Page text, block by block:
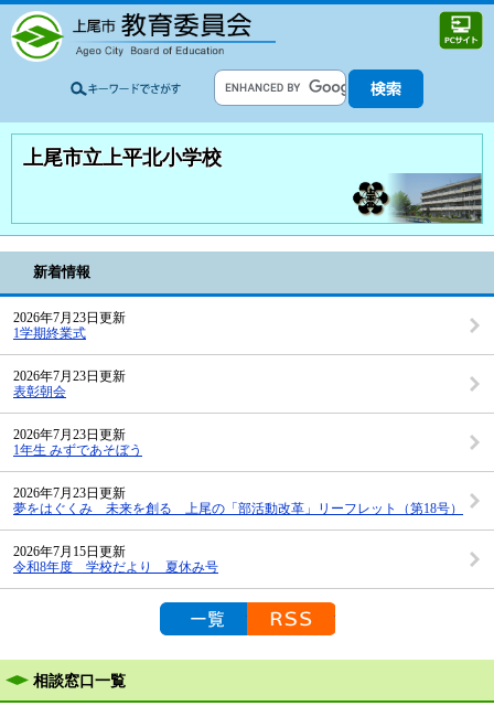
上尾市立上平北小学校
新着情報
2026年7月23日更新
1学期終業式
2026年7月23日更新
表彰朝会
2026年7月23日更新
1年生 みずであそぼう
2026年7月23日更新
夢をはぐくみ 未来を創る 上尾の「部活動改革」リーフレット（第18号）
2026年7月15日更新
令和8年度 学校だより 夏休み号
お知らせの一覧を見る
RSS配信
相談窓口一覧